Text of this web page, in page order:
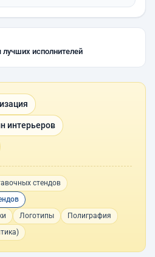
исполнителей
интерьеров
стендов
Логотипы
Полиграфия